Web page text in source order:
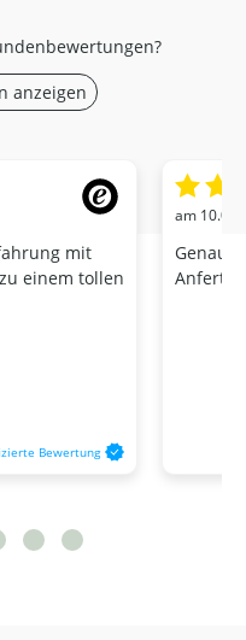
anzeigen
mit
einem tollen
Bewertung
am
Genaue